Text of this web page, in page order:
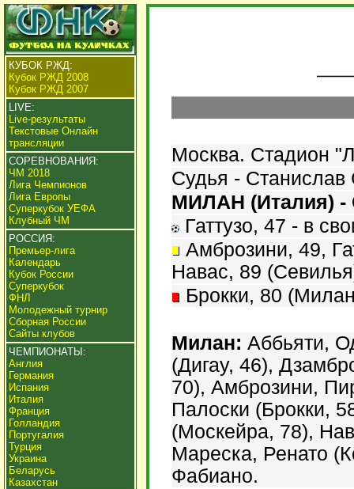
КУБОК РЖД:
Кубок РЖД 2008
Кубок РЖД 2007
LIVE:
Live-результаты
Текстовые Онлайн
трансляции
СОРЕВНОВАНИЯ:
ЧМ 2018
Лига Чемпионов
Лига Европы
Суперкубок УЕФА
Клубный ЧМ
РОССИЯ:
Премьер-лига
Календарь
Кубок России
Суперкубок
ФНЛ
Молодежный турнир
Сборная России
Сайты клубов
ЧЕМПИОНАТЫ:
Англия
Германия
Испания
Италия
Франция
Голландия
Португалия
Турция
Украина
Беларусь
Казахстан
Москва. Стадион
Судья -
МИЛАН (Италия) -
Гаттузо, 47 - в
Амброзини, 49,
Навас, 89
Брокки, 80
Милан: Аббьяти,
(Дигау, 46),
70), Амброзини,
Палоски (Брокки,
(Москейра, 78),
Мареска, Ренато
Фабиано.